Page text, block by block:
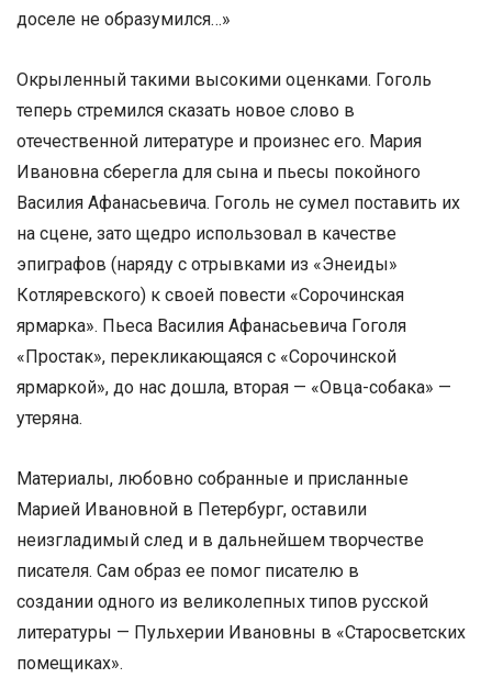
доселе не образумился…»
Окрыленный такими высокими оценками. Гоголь
теперь стремился сказать новое слово в
отечественной литературе и произнес его. Мария
Ивановна сберегла для сына и пьесы покойного
Василия Афанасьевича. Гоголь не сумел поставить их
на сцене, зато щедро использовал в качестве
эпиграфов (наряду с отрывками из «Энеиды»
Котляревского) к своей повести «Сорочинская
ярмарка». Пьеса Василия Афанасьевича Гоголя
«Простак», перекликающаяся с «Сорочинской
ярмаркой», до нас дошла, вторая — «Овца-собака» —
утеряна.
Материалы, любовно собранные и присланные
Марией Ивановной в Петербург, оставили
неизгладимый след и в дальнейшем творчестве
писателя. Сам образ ее помог писателю в
создании одного из великолепных типов русской
литературы — Пульхерии Ивановны в «Старосветских
помещиках».